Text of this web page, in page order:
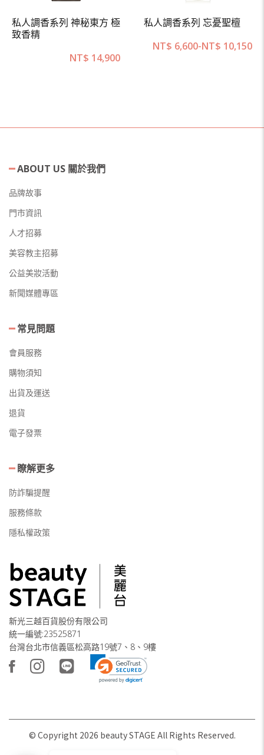
私人調香系列 神秘東方 極
致香精
NT$ 14,900
私人調香系列 忘憂聖檀
NT$ 6,600-NT$ 10,150
ABOUT US 關於我們
品牌故事
門市資訊
人才招募
美容教主招募
公益美妝活動
新聞媒體專區
常見問題
會員服務
購物須知
出貨及運送
退貨
電子發票
瞭解更多
防詐騙提醒
服務條款
隱私權政策
新光三越百貨股份有限公司
統一編號:23525871
台灣台北市信義區松高路19號7、8、9樓
© Copyright 2026 beauty STAGE All Rights Reserved.